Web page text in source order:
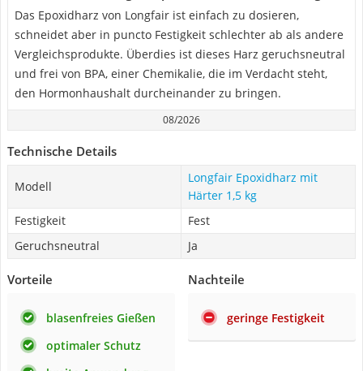
Das Epoxidharz von Longfair ist einfach zu dosieren,
schneidet aber in puncto Festigkeit schlechter ab als andere
Vergleichsprodukte. Überdies ist dieses Harz geruchsneutral
und frei von BPA, einer Chemikalie, die im Verdacht steht,
den Hormonhaushalt durcheinander zu bringen.
08/2026
Technische Details
Modell
Longfair Epoxidharz mit
Härter 1,5 kg
Festigkeit
Fest
Geruchsneutral
Ja
Vorteile
blasenfreies Gießen
optimaler Schutz
Nachteile
geringe Festigkeit